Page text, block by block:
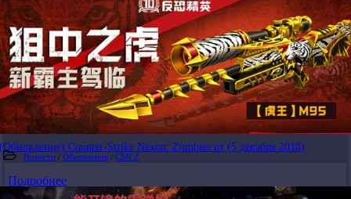
(Обновление) Counter-Strike Nexon: Zombies от (5 декабря 2018)
Новости / Обновления / CSN:Z
Подробнее